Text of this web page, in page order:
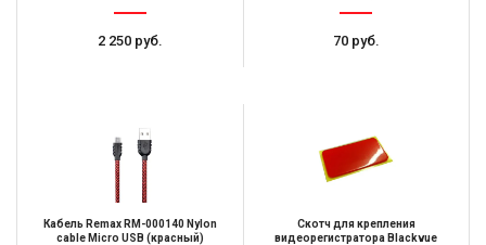
2 250 руб. 70 руб.
Кабель Remax RM-000140 Nylon
cable Micro USB (красный)
Скотч для крепления
видеорегистратора Blackvue